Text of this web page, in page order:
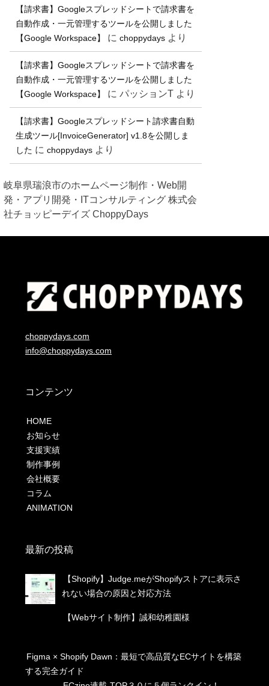
【請求書】Googleスプレッドシートで請求書を
自動作成・一元管理するツールを公開しました
【Google Workspace】
に choppydays より
【請求書】Googleスプレッドシートで請求書を
自動作成・一元管理するツールを公開しました
【Google Workspace】
に パッションT より
【請求書】Googleスプレッドシート請求書自動
生成ツール[InvoiceGenerator] v1.8を公開しま
した に choppydays より
岐阜県瑞浪市のホームページ制作・Web開
発・アプリ開発・ITコンサルティング 株式会
社チョッピーデイズ ChoppyDays
choppydays.com
info@choppydays.com
コンテンツ
HOME
お知らせ
支援実績
制作事例
会社概要
コラム
ANIMATION
最新の投稿
【Shopify】Judge.meがShopifyストアに表示さ
れない場合の原因と対応方法
【Webサイト制作】誠和幼稚園様
Figma × Shopify Dawn：最短で高品質なECサイトを構築
する完全ガイド